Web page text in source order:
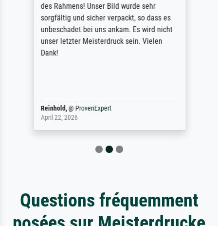
des Rahmens! Unser Bild wurde sehr
sorgfältig und sicher verpackt, so dass es
unbeschadet bei uns ankam. Es wird nicht
unser letzter Meisterdruck sein. Vielen
Dank!
Reinhold,@ ProvenExpert
April 22, 2026
Questions fréquemment